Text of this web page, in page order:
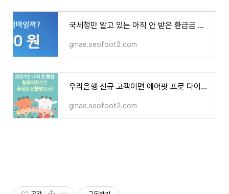
국세청만 알고 있는 아직 안 받은 환급금 조회하기
gmae.seofoot2.com
우리은행 신규 고객이면 에어팟 프로 다이슨 청소기가 공짜
gmae.seofoot2.com